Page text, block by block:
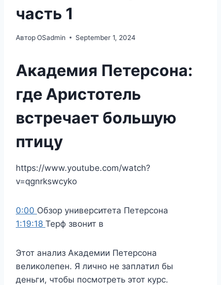
часть 1
АвторOSadmin September 1, 2024
Академия Петерсона:
где Аристотель
встречает большую
птицу
https://www.youtube.com/watch?
v=qgnrkswcyko
0:00 Обзор университета Петерсона
1:19:18 Терф звонит в
Этот анализ Академии Петерсона
великолепен. Я лично не заплатил бы
деньги, чтобы посмотреть этот курс.